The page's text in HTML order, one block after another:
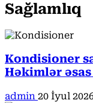
Sağlamlıq
Kondisioner
Həkimlər
admin 20 İyul